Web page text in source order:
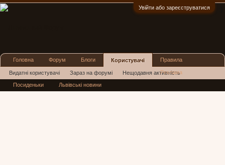
Увійти або зареєструватися
Головна Форум Блоги Користувачі
Видатні користувачі Зараз на форумі Нещодавня активність
Нові повідомлення профілю
Правила
Реклама
Посиденьки Львівські новини